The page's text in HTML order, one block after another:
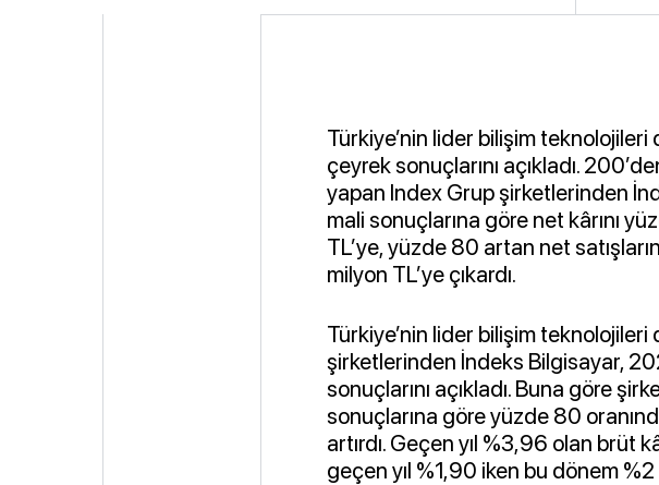
Türkiye’nin lider bilişim teknolojileri
çeyrek sonuçlarını açıkladı.
yapan Index Grup şirketlerinden
mali sonuçlarına göre net kârını
TL’ye, yüzde 80 artan net
milyon TL’ye çıkardı.
Türkiye’nin lider bilişim teknolojileri
şirketlerinden İndeks Bilgisayar,
sonuçlarını açıkladı. Buna göre
sonuçlarına göre yüzde 80
artırdı. Geçen yıl %3,96 olan brüt
geçen yıl %1,90 iken bu dönem